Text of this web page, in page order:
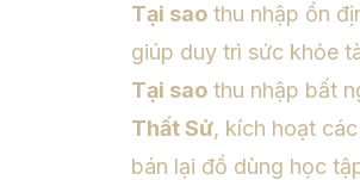
Tại sao thu nhập ổn
giúp duy trì sức khỏe
Tại sao thu nhập bất
Thất Sử, kích hoạt
bán lại đồ dùng học